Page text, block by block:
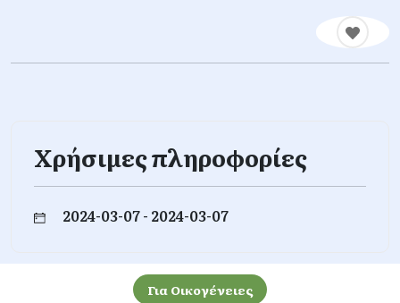
Χρήσιμες πληροφορίες
2024-03-07 - 2024-03-07
Για Οικογένειες